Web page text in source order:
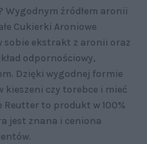
Wygodnym źródłem aronii
Cukierki Aroniowe
sobie ekstrakt z aronii oraz
odpornościowy,
Dzięki wygodnej formie
kieszeni czy torebce i mieć
Reutter to produkt w 100%
jest znana i ceniona